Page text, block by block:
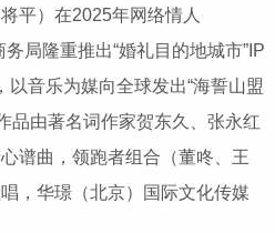
平）在2025年网络情人
局隆重推出“婚礼目的地城市”IP
音乐为媒向全球发出“海誓山盟
品由著名词作家贺东久、张永红
谱曲，领跑者组合（董咚、王
，华璟（北京）国际文化传媒